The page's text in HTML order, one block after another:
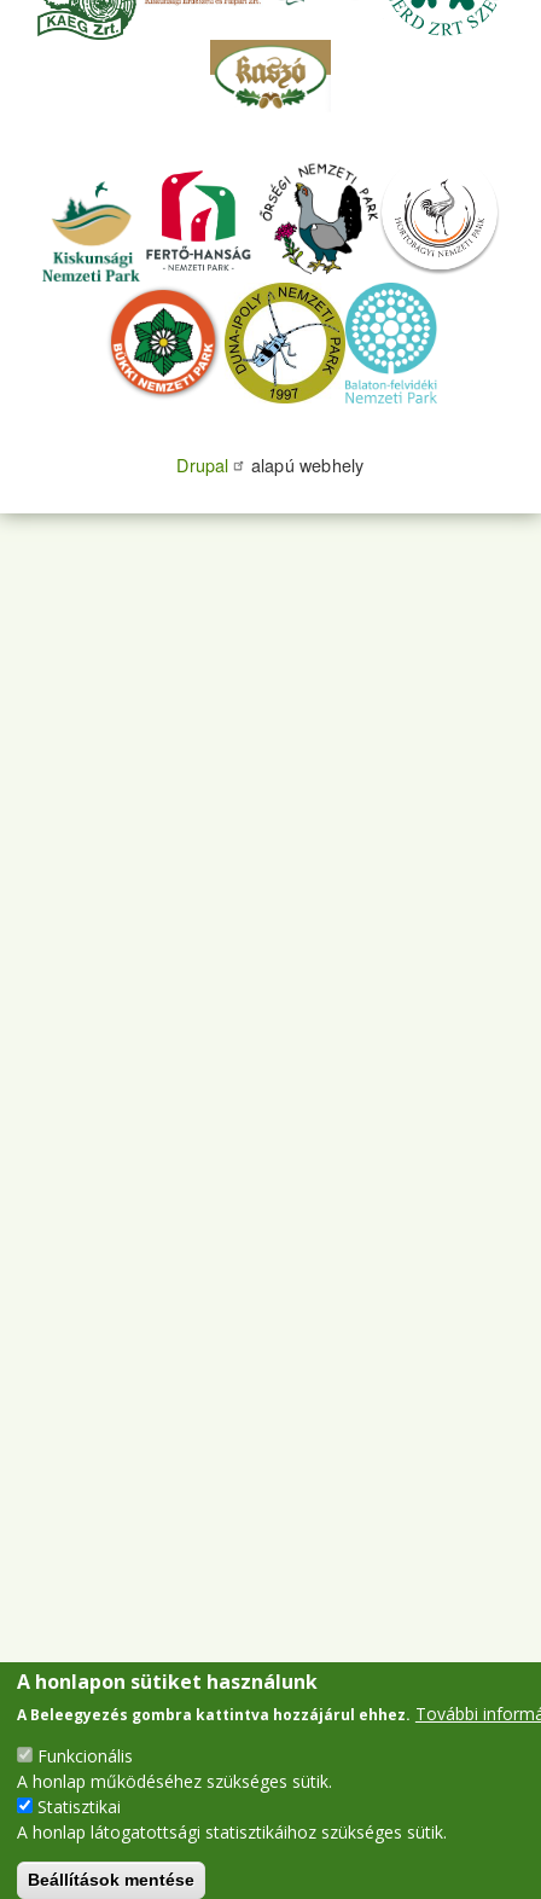
Drupal alapú webhely
A honlapon sütiket használunk
A Beleegyezés gombra kattintva hozzájárul ehhez. További
Funkcionális
A honlap működéséhez szükséges sütik.
Statisztikai
A honlap látogatottsági statisztikáihoz szükséges sütik.
Beállítások mentése